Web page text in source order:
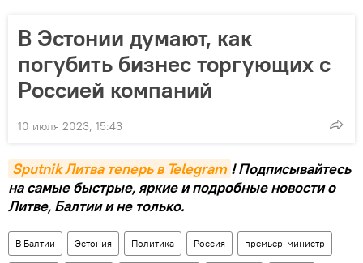
В Эстонии думают, как
погубить бизнес торгующих с
Россией компаний
10 июля 2023, 15:43
Sputnik Литва теперь в Telegram ! Подписывайтесь
на самые быстрые, яркие и подробные новости о
Литве, Балтии и не только.
В Балтии Эстония Политика Россия премьер-министр